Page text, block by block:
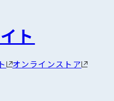
ト
オンラインストア